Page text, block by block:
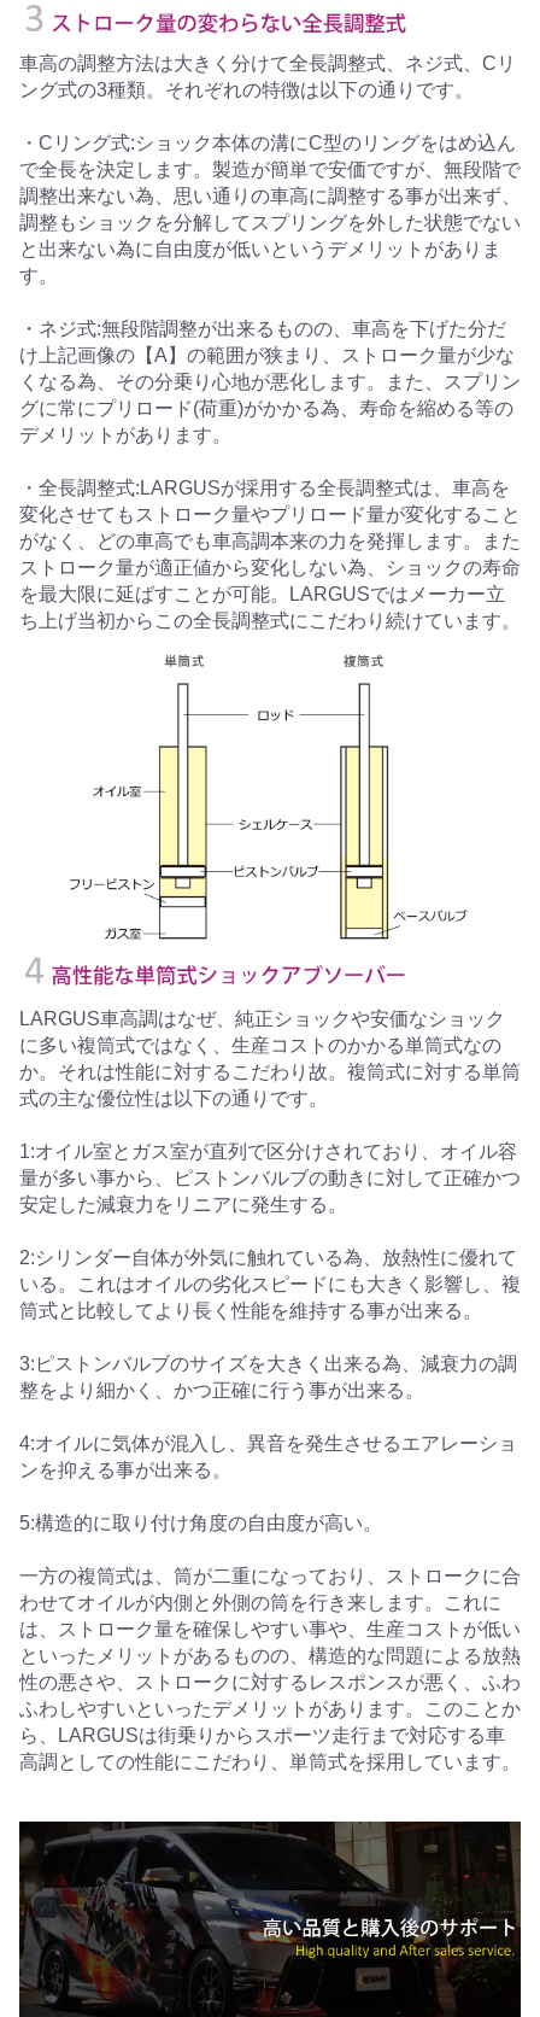
車高の調整方法は大きく分けて全長調整式、ネジ式、Cリ
ング式の3種類。それぞれの特徴は以下の通りです。
・Cリング式:ショック本体の溝にC型のリングをはめ込ん
で全長を決定します。製造が簡単で安価ですが、無段階で
調整出来ない為、思い通りの車高に調整する事が出来ず、
調整もショックを分解してスプリングを外した状態でない
と出来ない為に自由度が低いというデメリットがありま
す。
・ネジ式:無段階調整が出来るものの、車高を下げた分だ
け上記画像の【A】の範囲が狭まり、ストローク量が少な
くなる為、その分乗り心地が悪化します。また、スプリン
グに常にプリロード(荷重)がかかる為、寿命を縮める等の
デメリットがあります。
・全長調整式:LARGUSが採用する全長調整式は、車高を
変化させてもストローク量やプリロード量が変化すること
がなく、どの車高でも車高調本来の力を発揮します。また
ストローク量が適正値から変化しない為、ショックの寿命
を最大限に延ばすことが可能。LARGUSではメーカー立
ち上げ当初からこの全長調整式にこだわり続けています。
LARGUS車高調はなぜ、純正ショックや安価なショック
に多い複筒式ではなく、生産コストのかかる単筒式なの
か。それは性能に対するこだわり故。複筒式に対する単筒
式の主な優位性は以下の通りです。
1:オイル室とガス室が直列で区分けされており、オイル容
量が多い事から、ピストンバルブの動きに対して正確かつ
安定した減衰力をリニアに発生する。
2:シリンダー自体が外気に触れている為、放熱性に優れて
いる。これはオイルの劣化スピードにも大きく影響し、複
筒式と比較してより長く性能を維持する事が出来る。
3:ピストンバルブのサイズを大きく出来る為、減衰力の調
整をより細かく、かつ正確に行う事が出来る。
4:オイルに気体が混入し、異音を発生させるエアレーショ
ンを抑える事が出来る。
5:構造的に取り付け角度の自由度が高い。
一方の複筒式は、筒が二重になっており、ストロークに合
わせてオイルが内側と外側の筒を行き来します。これに
は、ストローク量を確保しやすい事や、生産コストが低い
といったメリットがあるものの、構造的な問題による放熱
性の悪さや、ストロークに対するレスポンスが悪く、ふわ
ふわしやすいといったデメリットがあります。このことか
ら、LARGUSは街乗りからスポーツ走行まで対応する車
高調としての性能にこだわり、単筒式を採用しています。